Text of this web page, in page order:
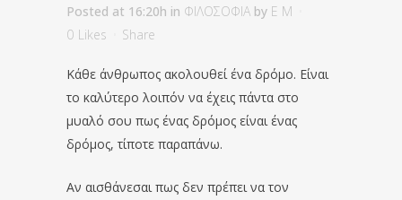
Posted at 16:20h in ΦΙΛΟΣΟΦΙΑ by E M
0 Likes Share
Κάθε άνθρωπος ακολουθεί ένα δρόμο. Είναι
το καλύτερο λοιπόν να έχεις πάντα στο
μυαλό σου πως ένας δρόμος είναι ένας
δρόμος, τίποτε παραπάνω.
Αν αισθάνεσαι πως δεν πρέπει να τον